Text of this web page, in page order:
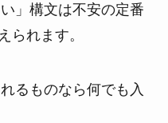
」構文は不安の定番
られます。
るものなら何でも入